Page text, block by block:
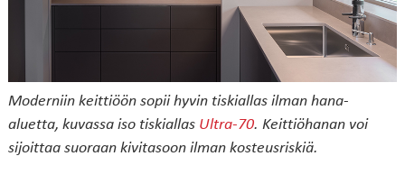
Moderniin keittiöön sopii hyvin tiskiallas ilman hana-
aluetta, kuvassa iso tiskiallas Ultra-70. Keittiöhanan voi
sijoittaa suoraan kivitasoon ilman kosteusriskiä.